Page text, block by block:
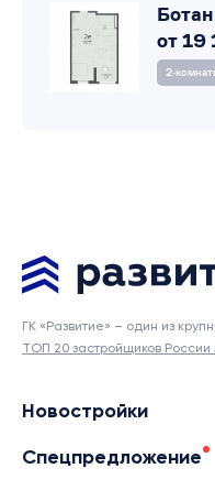
от 19
ГК «Развитие» – один из
ТОП 20 застройщиков России
Новостройки
Спецпредложение